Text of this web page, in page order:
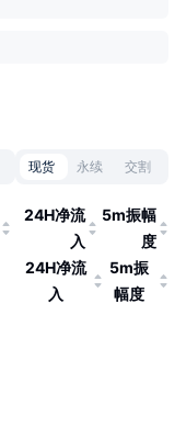
现货 永续 交割
24H净流
入
5m振幅
度
24H净流
入
5m振
幅度